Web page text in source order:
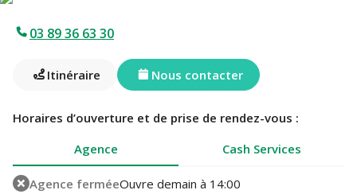
03 89 36 63 30
Itinéraire Nous contacter
Horaires d’ouverture et de prise de rendez-vous :
Agence
Cash Services
Agence ferméeOuvre demain à 14:00